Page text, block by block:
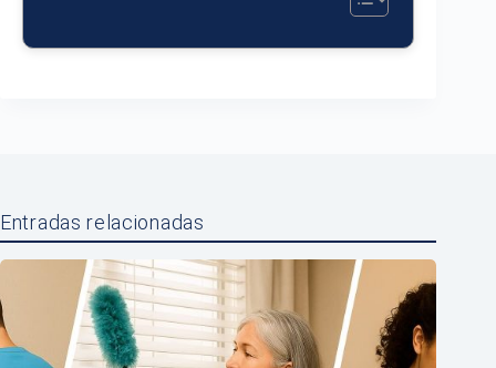
Entradas relacionadas